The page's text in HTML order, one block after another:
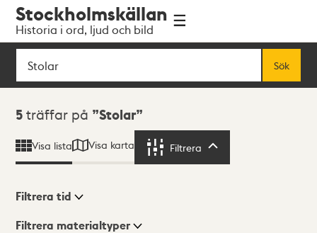
navigationen
huvudinnehållet
Stockholmskällan
Historia i ord, ljud och bild
Sök
Sök
Sökresultat
5 träffar på Stolar
Visa lista Visa karta Filtrera
Visningsläge
Filtrera tid
Filtrera materialtyper